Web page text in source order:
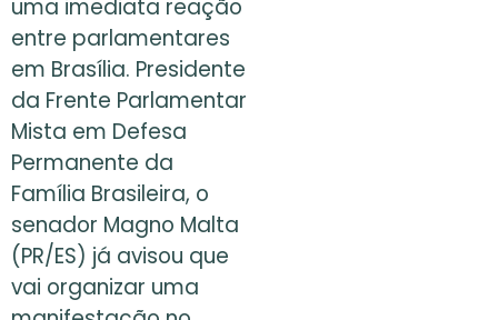
uma imediata reação
entre parlamentares
em Brasília. Presidente
da Frente Parlamentar
Mista em Defesa
Permanente da
Família Brasileira, o
senador Magno Malta
(PR/ES) já avisou que
vai organizar uma